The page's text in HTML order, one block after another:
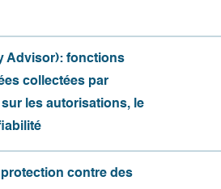
Advisor): fonctions
collectées par
sur les autorisations, le
contre des